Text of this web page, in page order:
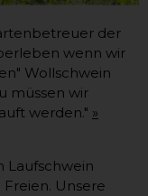
der
wenn wir
Wollschwein
müssen wir
werden." »
Laufschwein
Unsere